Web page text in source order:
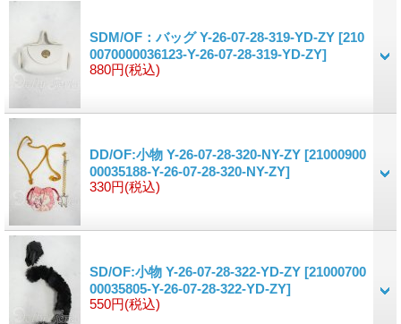
SDM/OF：バッグ Y-26-07-28-319-YD-ZY [210
0070000036123-Y-26-07-28-319-YD-ZY]
880円(税込)
DD/OF:小物 Y-26-07-28-320-NY-ZY [21000900
00035188-Y-26-07-28-320-NY-ZY]
330円(税込)
SD/OF:小物 Y-26-07-28-322-YD-ZY [21000700
00035805-Y-26-07-28-322-YD-ZY]
550円(税込)